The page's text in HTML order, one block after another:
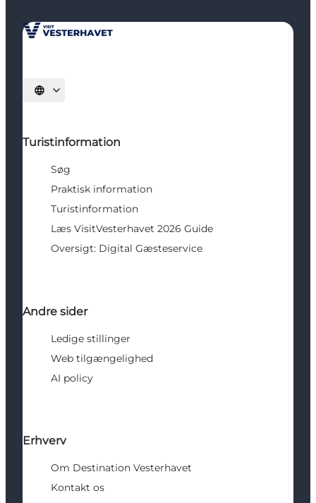
Vælg sprog
Turistinformation
Søg
Praktisk information
Turistinformation
Læs VisitVesterhavet 2026 Guide
Oversigt: Digital Gæsteservice
Andre sider
Ledige stillinger
Web tilgængelighed
AI policy
Erhverv
Om Destination Vesterhavet
Kontakt os